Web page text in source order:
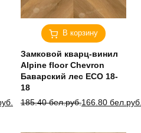
В корзину
Замковой кварц-винил
Alpine floor Chevron
Баварский лес ЕСО 18-
18
185.40бел.руб.
Первоначальная166.80
Текущая